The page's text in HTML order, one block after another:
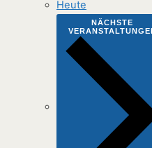
Heute
NÄCHSTE